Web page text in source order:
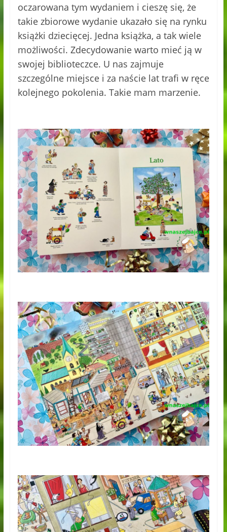
oczarowana tym wydaniem i cieszę się, że
takie zbiorowe wydanie ukazało się na rynku
książki dziecięcej. Jedna książka, a tak wiele
możliwości. Zdecydowanie warto mieć ją w
swojej biblioteczce. U nas zajmuje
szczególne miejsce i za naście lat trafi w ręce
kolejnego pokolenia. Takie mam marzenie.